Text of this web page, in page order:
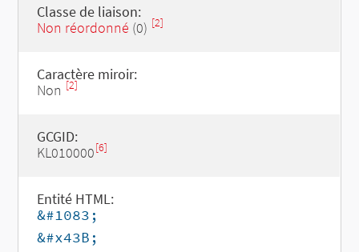
Classe de liaison:
Non réordonné (0) [2]
Caractère miroir:
Non [2]
GCGID:
KL010000[6]
Entité HTML:
&#1083;
&#x43B;